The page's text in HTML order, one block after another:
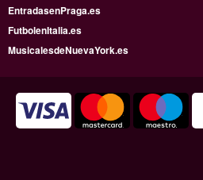
EntradasenPraga.es
FutbolenItalia.es
MusicalesdeNuevaYork.es